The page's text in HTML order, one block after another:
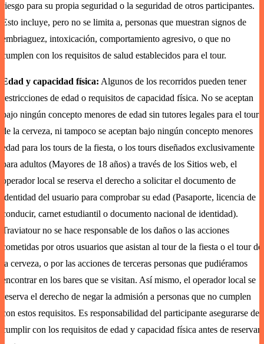
riesgo para su propia seguridad o la seguridad de otros participantes.
Esto incluye, pero no se limita a, personas que muestran signos de
embriaguez, intoxicación, comportamiento agresivo, o que no
cumplen con los requisitos de salud establecidos para el tour.
Edad y capacidad física: Algunos de los recorridos pueden tener
restricciones de edad o requisitos de capacidad física. No se aceptan
bajo ningún concepto menores de edad sin tutores legales para el tour
de la cerveza, ni tampoco se aceptan bajo ningún concepto menores
edad para los tours de la fiesta, o los tours diseñados exclusivamente
para adultos (Mayores de 18 años) a través de los Sitios web, el
operador local se reserva el derecho a solicitar el documento de
identidad del usuario para comprobar su edad (Pasaporte, licencia de
conducir, carnet estudiantil o documento nacional de identidad).
Traviatour no se hace responsable de los daños o las acciones
cometidas por otros usuarios que asistan al tour de la fiesta o el tour de
la cerveza, o por las acciones de terceras personas que pudiéramos
encontrar en los bares que se visitan. Así mismo, el operador local se
reserva el derecho de negar la admisión a personas que no cumplen
con estos requisitos. Es responsabilidad del participante asegurarse de
cumplir con los requisitos de edad y capacidad física antes de reservar